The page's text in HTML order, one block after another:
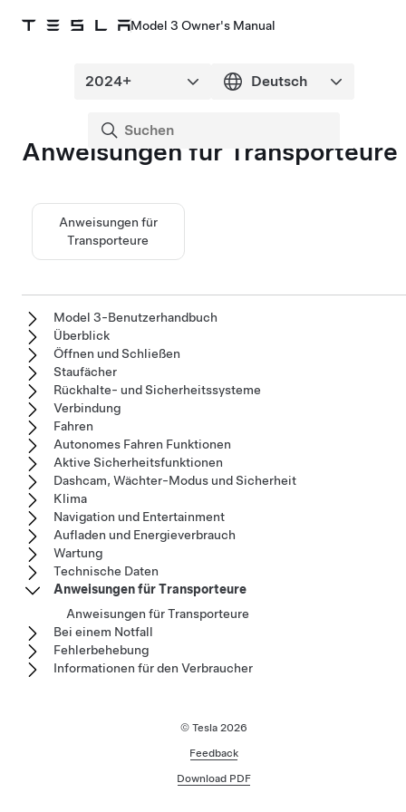
Model 3 Owner's Manual
Anweisungen für Transporteure
Anweisungen für
Transporteure
Model 3-Benutzerhandbuch
Überblick
Öffnen und Schließen
Staufächer
Rückhalte- und Sicherheitssysteme
Verbindung
Fahren
Autonomes Fahren Funktionen
Aktive Sicherheitsfunktionen
Dashcam, Wächter-Modus und Sicherheit
Klima
Navigation und Entertainment
Aufladen und Energieverbrauch
Wartung
Technische Daten
Anweisungen für Transporteure
Anweisungen für Transporteure
Bei einem Notfall
Fehlerbehebung
Informationen für den Verbraucher
© Tesla 2026
Feedback
Download PDF